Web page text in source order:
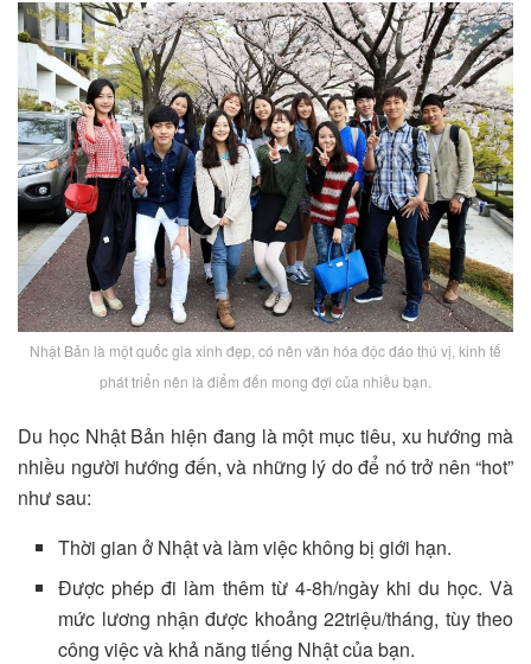
Nhật Bản là một quốc gia xinh đẹp, có nên văn hóa độc đáo thú vị, kinh tế
phát triển nên là điểm đến mong đợi của nhiều bạn.
Du học Nhật Bản hiện đang là một mục tiêu, xu hướng mà
nhiều người hướng đến, và những lý do để nó trở nên “hot”
như sau:
Thời gian ở Nhật và làm việc không bị giới hạn.
Được phép đi làm thêm từ 4-8h/ngày khi du học. Và
mức lương nhận được khoảng 22triệu/tháng, tùy theo
công việc và khả năng tiếng Nhật của bạn.